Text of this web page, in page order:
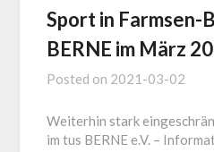
Sport in Farmsen-
BERNE im März
Posted on 2021-03-02
Weiterhin stark
im tus BERNE e.V. –